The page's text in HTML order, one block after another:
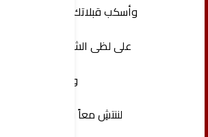
‏وأسكب قبلاتك كؤوس محبة
على لظى الشفاه الظمأى
و
‏لننتشِ معاً والحب ثالثنا